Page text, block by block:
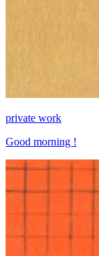
private work
Good morning !